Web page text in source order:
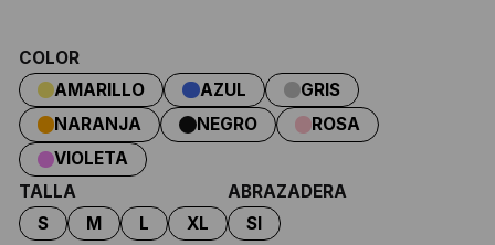
COLOR
TALLA ABRAZADERA